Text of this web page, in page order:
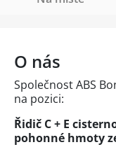
O nás
Společnost ABS
na pozici:
Řidič C + E
pohonné hmoty